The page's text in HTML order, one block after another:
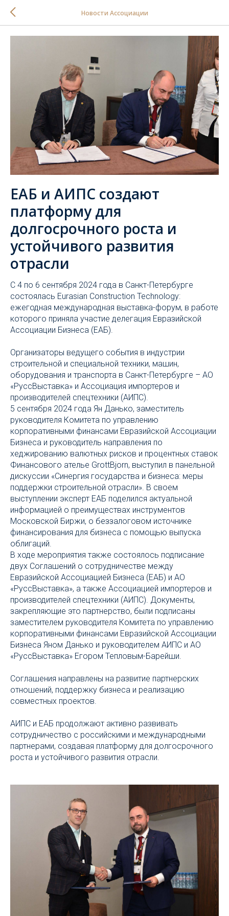
Новости Ассоциации
ЕАБ и АИПС создают
платформу для
долгосрочного роста и
устойчивого развития
отрасли
С 4 по 6 сентября 2024 года в Санкт-Петербурге
состоялась Eurasian Construction Technology:
ежегодная международная выставка-форум, в работе
которого приняла участие делегация Евразийской
Ассоциации Бизнеса (ЕАБ).
Организаторы ведущего события в индустрии
строительной и специальной техники, машин,
оборудования и транспорта в Санкт-Петербурге – АО
«РуссВыставка» и Ассоциация импортеров и
производителей спецтехники (АИПС).
5 сентября 2024 года Ян Данько, заместитель
руководителя Комитета по управлению
корпоративными финансами Евразийской Ассоциации
Бизнеса и руководитель направления по
хеджированию валютных рисков и процентных ставок
Финансового ателье GrottBjorn, выступил в панельной
дискуссии «Синергия государства и бизнеса: меры
поддержки строительной отрасли». В своем
выступлении эксперт ЕАБ поделился актуальной
информацией о преимуществах инструментов
Московской Биржи, о беззалоговом источнике
финансирования для бизнеса с помощью выпуска
облигаций.
В ходе мероприятия также состоялось подписание
двух Соглашений о сотрудничестве между
Евразийской Ассоциацией Бизнеса (ЕАБ) и АО
«РуссВыставка», а также Ассоциацией импортеров и
производителей спецтехники (АИПС). Документы,
закрепляющие это партнерство, были подписаны
заместителем руководителя Комитета по управлению
корпоративными финансами Евразийской Ассоциации
Бизнеса Яном Данько и руководителем АИПС и АО
«РуссВыставка» Егором Тепловым-Барейши.
Соглашения направлены на развитие партнерских
отношений, поддержку бизнеса и реализацию
совместных проектов.
АИПС и ЕАБ продолжают активно развивать
сотрудничество с российскими и международными
партнерами, создавая платформу для долгосрочного
роста и устойчивого развития отрасли.